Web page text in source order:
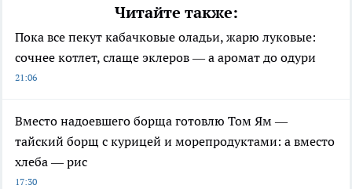
Читайте также:
Пока все пекут кабачковые оладьи, жарю луковые:
сочнее котлет, слаще эклеров — а аромат до одури
21:06
Вместо надоевшего борща готовлю Том Ям —
тайский борщ с курицей и морепродуктами: а вместо
хлеба — рис
17:30